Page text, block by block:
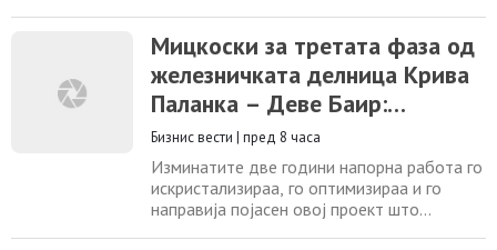
потег би можен да ја загрози
меѓународната трговија и да предизвика
раст на цените на енергијата. Во писмото
упатено до генералниот секретар на ОН,
Антонио Гутереш, и генералниот
Мицкоски за третата фаза од
железничката делница Крива
Паланка – Деве Баир:
Проектот нема да заврши на
половина тунел во слепа
улица, сега имаме целина
Бизнис вести | пред 8 часа
Изминатите две години напорна работа го
искристализираа, го оптимизираа и го
направија појасен овој проект што